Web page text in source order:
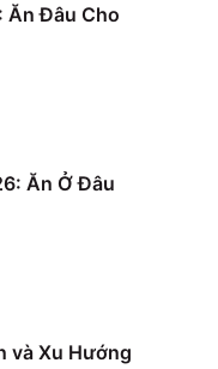
Ăn Đâu Cho
Ăn Ở Đâu
và Xu Hướng